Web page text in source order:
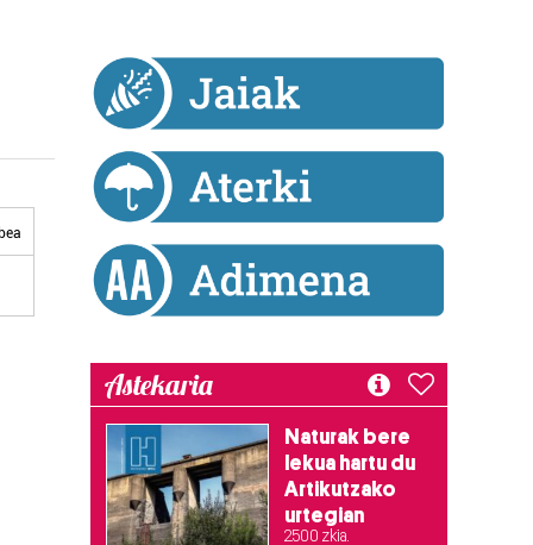
Astekaria
Naturak bere
lekua hartu du
Artikutzako
urtegian
2.500 zkia.